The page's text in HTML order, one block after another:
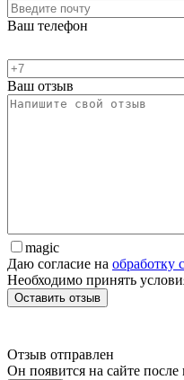
Ваш телефон
Ваш отзыв
magic
Даю согласие на обработку
Необходимо принять
Отзыв отправлен
Он появится на сайте